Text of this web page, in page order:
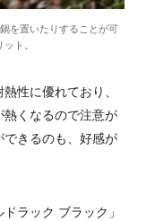
を置いたりすることが可
ト。
性に優れており、
くなるので注意が
きるのも、好感が
ラック ブラック」